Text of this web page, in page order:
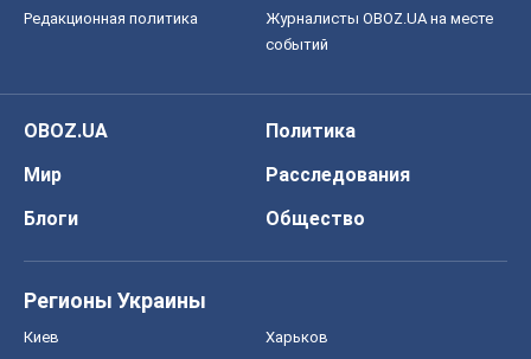
Редакционная политика
Журналисты OBOZ.UA на месте
событий
OBOZ.UA
Политика
Мир
Расследования
Блоги
Общество
Регионы Украины
Киев Харьков